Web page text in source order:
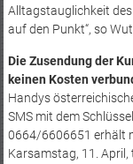
Alltagstauglichkeit
auf den Punkt“, so
Die Zusendung der
keinen Kosten
Handys
SMS mit dem
0664/6606651 erhält
Karsamstag, 11. April,